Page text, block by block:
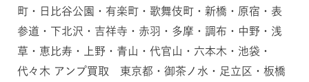
町・日比谷公園・有楽町・歌舞伎町・新橋・原宿・表
参道・下北沢・吉祥寺・赤羽・多摩・調布・中野・浅
草・恵比寿・上野・青山・代官山・六本木・池袋・
代々木 アンプ買取 東京都・御茶ノ水・足立区・板橋